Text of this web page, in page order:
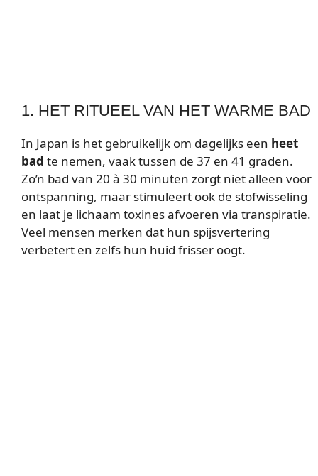
1. HET RITUEEL VAN HET WARME BAD
In Japan is het gebruikelijk om dagelijks een heet
bad te nemen, vaak tussen de 37 en 41 graden.
Zo’n bad van 20 à 30 minuten zorgt niet alleen voor
ontspanning, maar stimuleert ook de stofwisseling
en laat je lichaam toxines afvoeren via transpiratie.
Veel mensen merken dat hun spijsvertering
verbetert en zelfs hun huid frisser oogt.